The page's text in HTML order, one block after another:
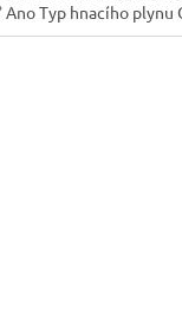
Ano Typ hnacího